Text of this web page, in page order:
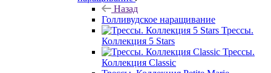
Назад
Голливудское наращивание
Трессы.
Коллекция 5 Stars
Трессы.
Коллекция Classic